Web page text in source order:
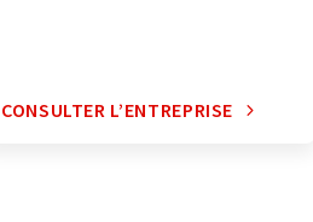
CONSULTER L’ENTREPRISE